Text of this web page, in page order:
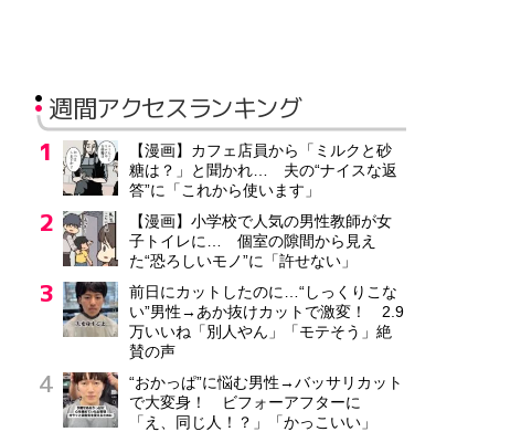
週間アクセスランキング
【漫画】カフェ店員から「ミルクと砂
糖は？」と聞かれ… 夫の“ナイスな返
答”に「これから使います」
【漫画】小学校で人気の男性教師が女
子トイレに… 個室の隙間から見え
た“恐ろしいモノ”に「許せない」
前日にカットしたのに…“しっくりこな
い”男性→あか抜けカットで激変！ 2.9
万いいね「別人やん」「モテそう」絶
賛の声
“おかっぱ”に悩む男性→バッサリカット
で大変身！ ビフォーアフターに
「え、同じ人！？」「かっこいい」